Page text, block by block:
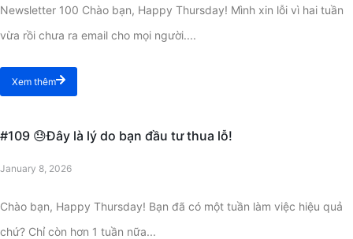
Newsletter 100 Chào bạn, Happy Thursday! Mình xin lỗi vì hai tuần
vừa rồi chưa ra email cho mọi người....
Xem thêm
#109 😓Đây là lý do bạn đầu tư thua lỗ!
January 8, 2026
Chào bạn, Happy Thursday! Bạn đã có một tuần làm việc hiệu quả
chứ? Chỉ còn hơn 1 tuần nữa...